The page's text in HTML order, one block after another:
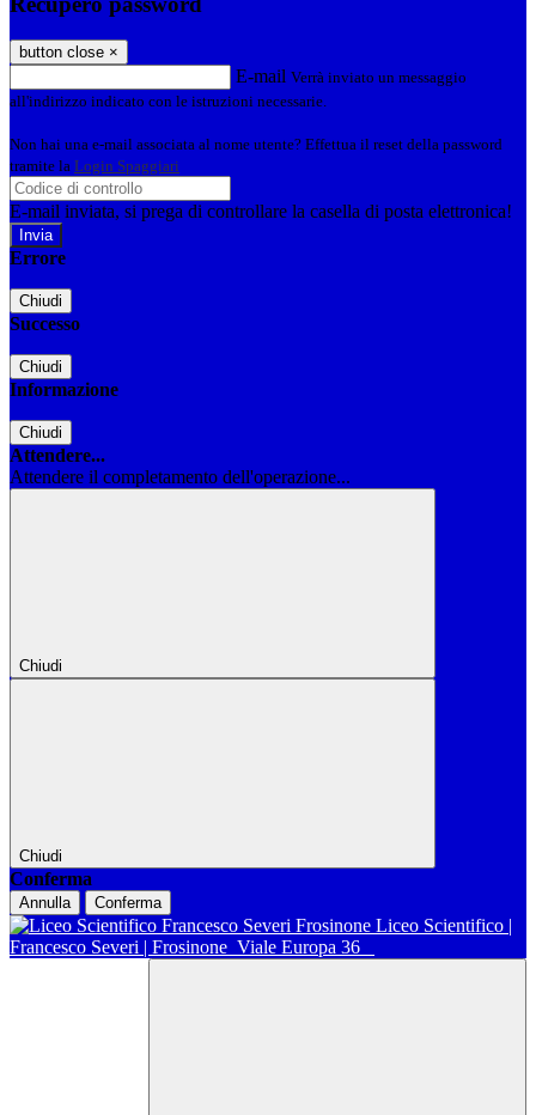
button close ×
E-mail Verrà inviato un messaggio
all'indirizzo indicato con le istruzioni necessarie.
Non hai una e-mail associata al nome utente? Effettua il reset della password
tramite la Login Spaggiari
E-mail inviata, si prega di controllare la casella di posta elettronica!
Errore
Chiudi
Successo
Chiudi
Informazione
Chiudi
Attendere...
Attendere il completamento dell'operazione...
Chiudi
Chiudi
Conferma
Annulla Conferma
Liceo Scientifico |
Francesco Severi | Frosinone Viale Europa 36